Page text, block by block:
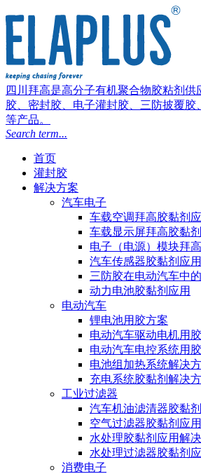
四川拜高是高分子有机聚合物胶粘剂
胶、密封胶、电子灌封胶、三防披覆胶
等产品。
Search term...
首页
灌封胶
解决方案
汽车电子
车载空调拜高胶黏剂
车载显示屏拜高胶黏
电子（电源）模块拜
汽车传感器胶黏剂应
三防胶在电动汽车中
动力电池胶黏剂应用
电动汽车
锂电池用胶方案
电动汽车驱动电机用
电动汽车电控系统用
电池组加热系统解决
充电系统胶黏剂解决
工业过滤器
汽车机油滤清器胶黏
空气过滤器胶黏剂应
水处理胶黏剂应用解
水处理过滤器胶黏剂
消费电子